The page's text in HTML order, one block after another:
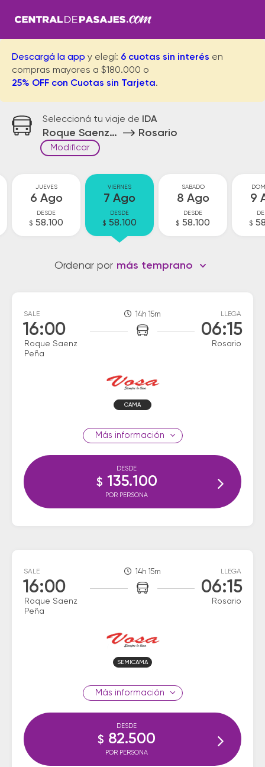
Descargá la app y elegí: 6 cuotas sin interés en
compras mayores a $180.000 o
25% OFF con Cuotas sin Tarjeta.
Seleccioná tu viaje de IDA
Roque Saenz Peña Rosario
Modificar
JUEVES
6 Ago
DESDE
$ 58.100
VIERNES
7 Ago
DESDE
$ 58.100
SABADO
8 Ago
DESDE
$ 58.100
9
$
Ordenar por más temprano
SALE
16:00
Roque Saenz
Peña
14h 15m LLEGA
06:15
Rosario
CAMA
información
DESDE
$ 135.100
POR PERSONA
SALE
16:00
Roque Saenz
Peña
14h 15m LLEGA
06:15
Rosario
SEMICAMA
información
DESDE
$ 82.500
POR PERSONA